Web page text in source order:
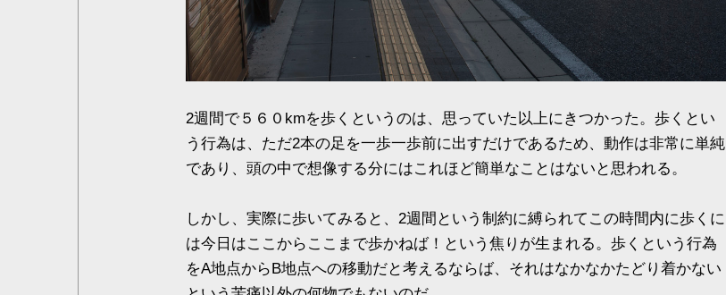
2週間で５６０kmを歩くというのは、思っていた以上にきつかった。歩くとい
う行為は、ただ2本の足を一歩一歩前に出すだけであるため、動作は非常に単純
であり、頭の中で想像する分にはこれほど簡単なことはないと思われる。
しかし、実際に歩いてみると、2週間という制約に縛られてこの時間内に歩くに
は今日はここからここまで歩かねば！という焦りが生まれる。歩くという行為
をA地点からB地点への移動だと考えるならば、それはなかなかたどり着かない